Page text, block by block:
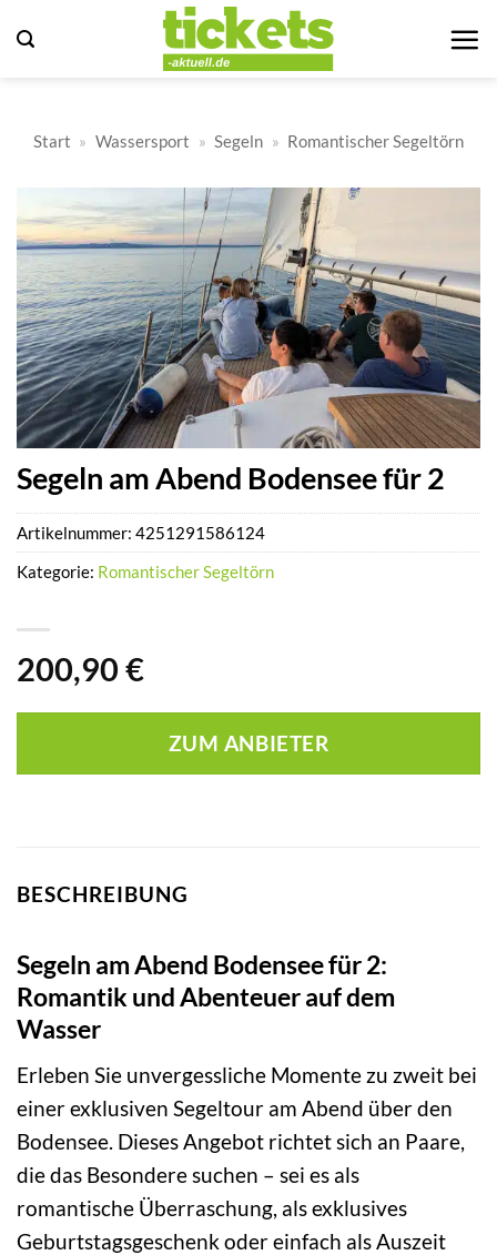
Inhalt
Start » Wassersport » Segeln » Romantischer Segeltörn
Segeln am Abend Bodensee für 2
200,90 €
ZUM ANBIETER
Artikelnummer: 4251291586124
Kategorie: Romantischer Segeltörn
BESCHREIBUNG
Segeln am Abend Bodensee für 2:
Romantik und Abenteuer auf dem
Wasser
Erleben Sie unvergessliche Momente zu zweit bei
einer exklusiven Segeltour am Abend über den
Bodensee. Dieses Angebot richtet sich an Paare,
die das Besondere suchen – sei es als
romantische Überraschung, als exklusives
Geburtstagsgeschenk oder einfach als Auszeit